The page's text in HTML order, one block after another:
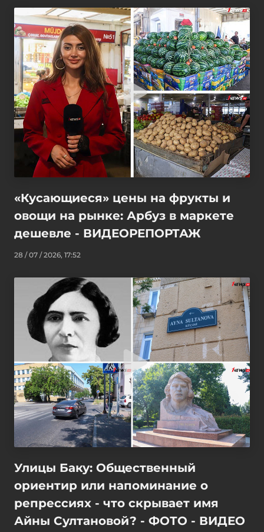
«Кусающиеся» цены на фрукты и
овощи на рынке: Арбуз в маркете
дешевле - ВИДЕОРЕПОРТАЖ
28 / 07 / 2026, 17:52
Улицы Баку: Общественный
ориентир или напоминание о
репрессиях - что скрывает имя
Айны Султановой? - ФОТО - ВИДЕО